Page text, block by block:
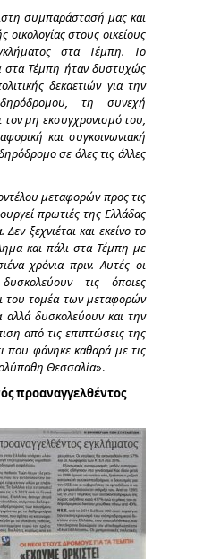
συμπαράστασή μας και
οικολογίας στους οικείους
στα Τέμπη. Το
στα Τέμπη ήταν δυστυχώς
δεκαετιών για την
τη συνεχή
μη εκσυγχρονισμό του,
και συγκοινωνιακή
σε όλες τις άλλες
μεταφορών προς τις
πρωτιές της Ελλάδας
ξεχνιέται και εκείνο το
και πάλι στα Τέμπη με
χρόνια πριν. Αυτές οι
τις όποιες
του τομέα των μεταφορών
δυσκολεύουν και την
από τις επιπτώσεις της
που φάνηκε καθαρά με τις
Θεσσαλία».
προαναγγελθέντος